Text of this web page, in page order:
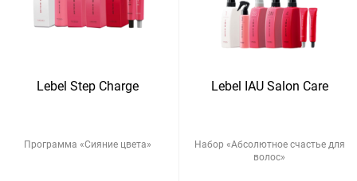
Lebel Step Charge
Программа «Сияние цвета»
Lebel IAU Salon Care
Набор «Абсолютное счастье для
волос»